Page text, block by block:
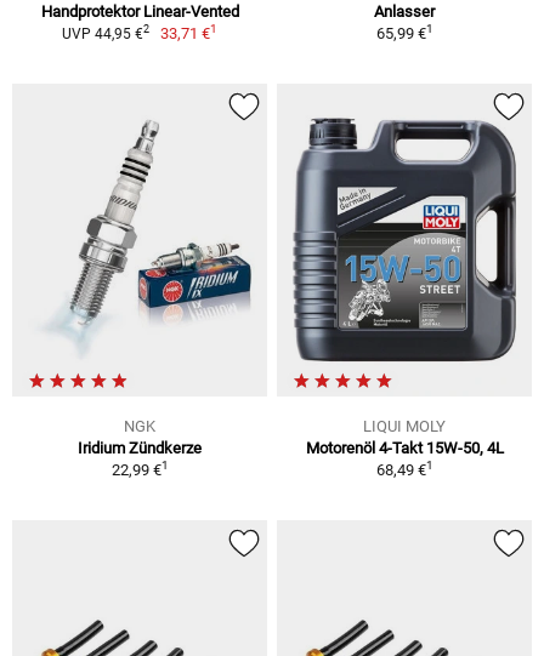
Handprotektor Linear-Vented
UVP 44,95 €2 33,71 €1
Anlasser
65,99 €1
NGK
Iridium Zündkerze
22,99 €1
LIQUI MOLY
Motorenöl 4-Takt 15W-50, 4L
68,49 €1